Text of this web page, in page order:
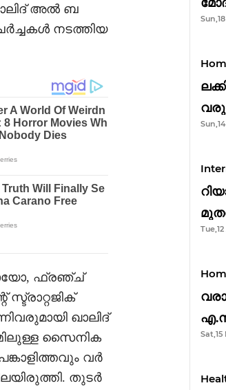
അൽ ബ
നടത്തിയ
ഫ്രഞ്ച്
ഖാലിദ്
സൈനിക
വർ
തുടർ
Sat,15